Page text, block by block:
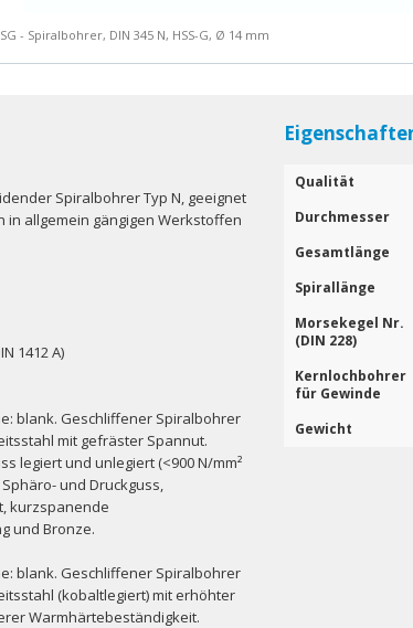
- Spiralbohrer, DIN 345 N, HSS-G, Ø 14 mm
Spiralbohrer Typ N, geeignet
allgemein gängigen Werkstoffen
1412 A)
blank. Geschliffener Spiralbohrer
mit gefräster Spannut.
legiert und unlegiert (<900 N/mm²
und Druckguss,
kurzspanende
und Bronze.
blank. Geschliffener Spiralbohrer
(kobaltlegiert) mit erhöhter
Warmhärtebeständigkeit.
Qualität
Durchmesser
Gesamtlänge
Spirallänge
Morsekegel Nr.
(DIN 228)
Kernlochbohrer
für Gewinde
Gewicht